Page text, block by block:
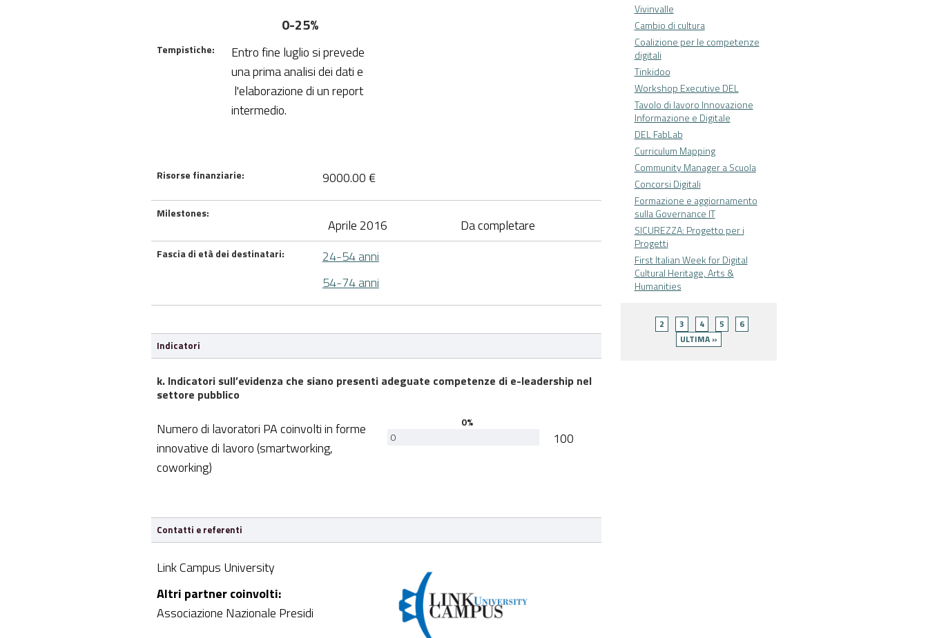
Vivinvalle
Cambio di cultura
Coalizione per le competenze
digitali
Tinkidoo
Workshop Executive DEL
Tavolo di lavoro Innovazione
Informazione e Digitale
DEL FabLab
Curriculum Mapping
Community Manager a Scuola
Concorsi Digitali
Formazione e aggiornamento
sulla Governance IT
SICUREZZA: Progetto per i
Progetti
First Italian Week for Digital
Cultural Heritage, Arts &
Humanities
2 3 4 5
6
ULTIMA »
0-25%
Tempistiche:
Entro fine luglio si prevede
una prima analisi dei dati e
l'elaborazione di un report
intermedio.
Risorse finanziarie: 9000.00 €
Milestones:
Aprile 2016 Da completare
Fascia di età dei destinatari:
24-54 anni
54-74 anni
Indicatori
k. Indicatori sull’evidenza che siano presenti adeguate competenze di e-leadership nel
settore pubblico
Numero di lavoratori PA coinvolti in forme
innovative di lavoro (smartworking,
coworking)
0%
0
100
Contatti e referenti
Link Campus University
Altri partner coinvolti:
Associazione Nazionale Presidi